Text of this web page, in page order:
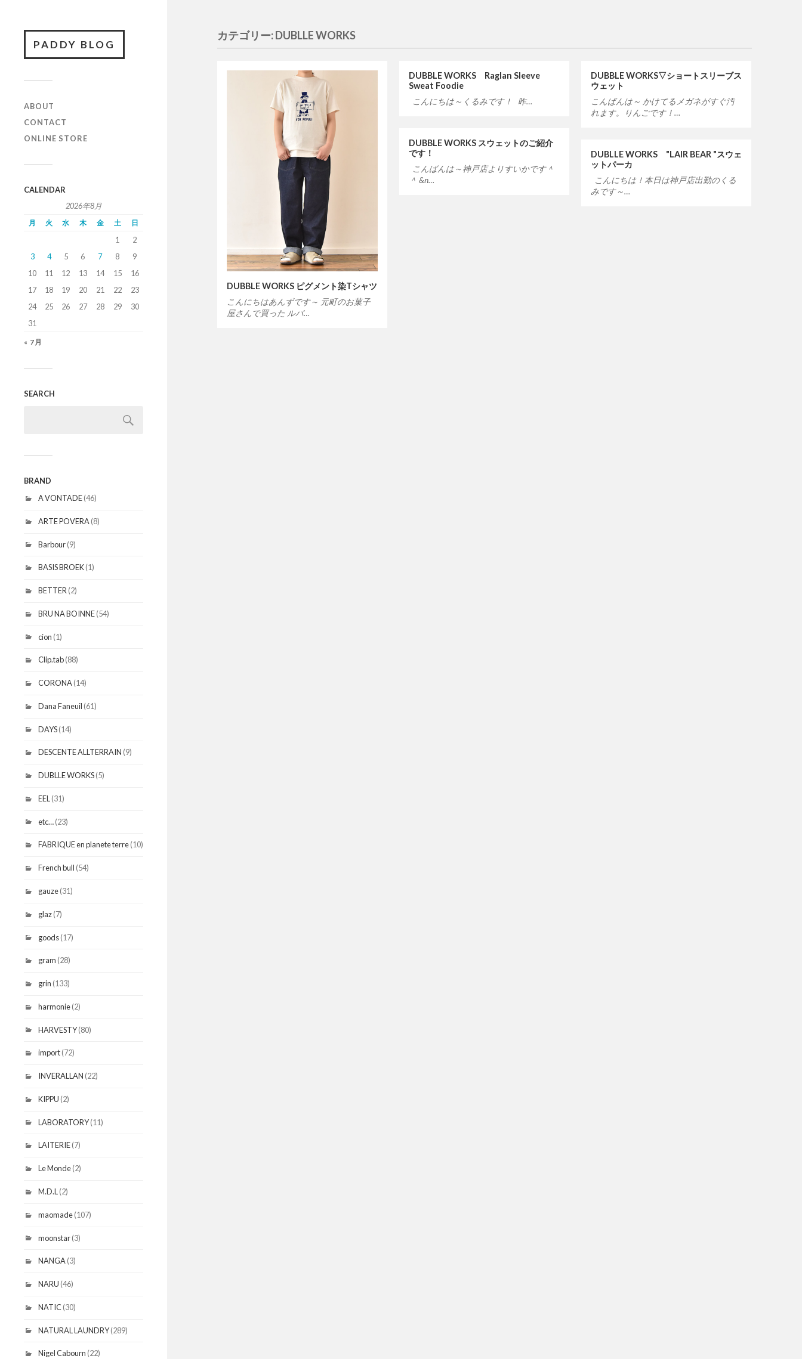
PADDY BLOG
ABOUT
CONTACT
ONLINE STORE
CALENDAR
2026年8月
月 火 水 木 金 土 日
1
2
3
4 5 6 7 8
9
10
11 12 13 14 15
16
17
18 19 20 21 22
23
24
25 26 27 28 29
30
31
« 7月
SEARCH
BRAND
A VONTADE(46)
ARTE POVERA (8)
Barbour(9)
BASIS BROEK(1)
BETTER (2)
BRU NA BOINNE(54)
cion (1)
Clip.tab(88)
CORONA (14)
Dana Faneuil (61)
DAYS(14)
DESCENTE ALLTERRAIN (9)
DUBLLE WORKS(5)
EEL (31)
etc…(23)
FABRIQUE en planete terre(10)
French bull (54)
gauze(31)
glaz(7)
goods(17)
gram (28)
grin (133)
harmonie(2)
HARVESTY(80)
import(72)
INVERALLAN (22)
KIPPU (2)
LABORATORY(11)
LAITERIE(7)
Le Monde(2)
M.D.L (2)
maomade(107)
moonstar(3)
NANGA(3)
NARU (46)
NATIC(30)
NATURAL LAUNDRY(289)
Nigel Cabourn (22)
カテゴリー:DUBLLE WORKS
DUBBLE WORKS ピグメント染Tシャツ
こんにちはあんずです～ 元町のお菓子
屋さんで買った ルバ…
DUBBLE WORKS Raglan Sleeve
Sweat Foodie
こんにちは～くるみです！ 昨…
DUBBLE WORKS▽ショートスリーブス
ウェット
こんばんは～ かけてるメガネがすぐ汚
れます。りんごです！…
DUBBLE WORKS スウェットのご紹介
です！
こんばんは～神戸店よりすいかです＾
＾ &n…
DUBLLE WORKS "LAIR BEAR "スウェ
ットパーカ
こんにちは！本日は神戸店出勤のくる
みです～…